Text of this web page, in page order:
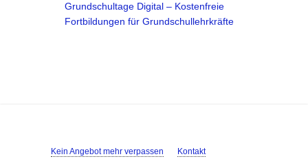
Grundschultage Digital – Kostenfreie
Fortbildungen für Grundschullehrkräfte
Kein Angebot mehr verpassen
Kontakt